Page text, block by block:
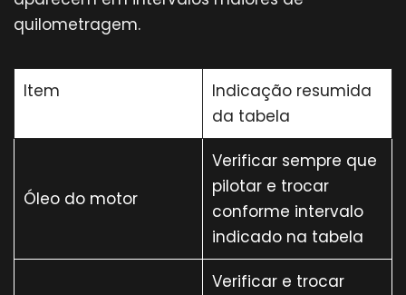
quilometragem.
Item
Indicação resumida
da tabela
Óleo do motor
Verificar sempre que
pilotar e trocar
conforme intervalo
indicado na tabela
Verificar e trocar